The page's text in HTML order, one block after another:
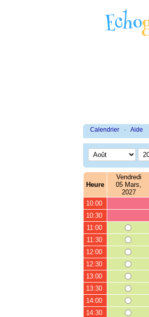
Calendrier · Aide
Heure
Vendredi
05 Mars,
2027
10:00
10:30
11:00
11:30
12:00
12:30
13:00
13:30
14:00
14:30